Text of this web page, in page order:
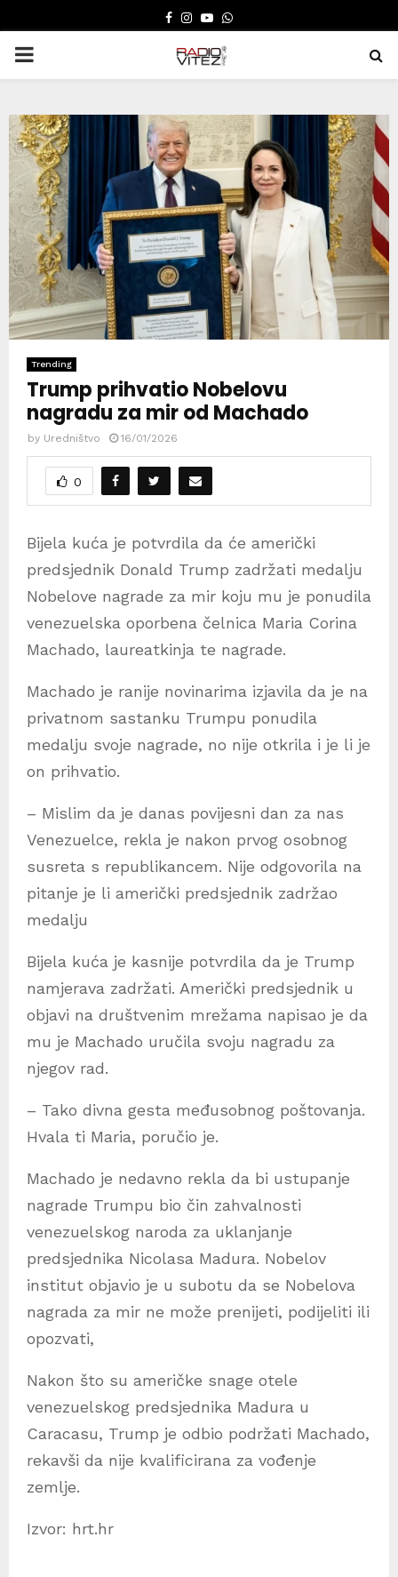
FACEBOOK
INSTAGRAM
YOUTUBE
WHATSAPP
PRIMARY
Trending
Trump prihvatio Nobelovu
nagradu za mir od Machado
by Uredništvo 16/01/2026
0
Bijela kuća je potvrdila da će američki
predsjednik Donald Trump zadržati medalju
Nobelove nagrade za mir koju mu je ponudila
venezuelska oporbena čelnica Maria Corina
Machado, laureatkinja te nagrade.
Machado je ranije novinarima izjavila da je na
privatnom sastanku Trumpu ponudila
medalju svoje nagrade, no nije otkrila i je li je
on prihvatio.
– Mislim da je danas povijesni dan za nas
Venezuelce, rekla je nakon prvog osobnog
susreta s republikancem. Nije odgovorila na
pitanje je li američki predsjednik zadržao
medalju
Bijela kuća je kasnije potvrdila da je Trump
namjerava zadržati. Američki predsjednik u
objavi na društvenim mrežama napisao je da
mu je Machado uručila svoju nagradu za
njegov rad.
– Tako divna gesta međusobnog poštovanja.
Hvala ti Maria, poručio je.
Machado je nedavno rekla da bi ustupanje
nagrade Trumpu bio čin zahvalnosti
venezuelskog naroda za uklanjanje
predsjednika Nicolasa Madura. Nobelov
institut objavio je u subotu da se Nobelova
nagrada za mir ne može prenijeti, podijeliti ili
opozvati,
Nakon što su američke snage otele
venezuelskog predsjednika Madura u
Caracasu, Trump je odbio podržati Machado,
rekavši da nije kvalificirana za vođenje
zemlje.
Izvor: hrt.hr